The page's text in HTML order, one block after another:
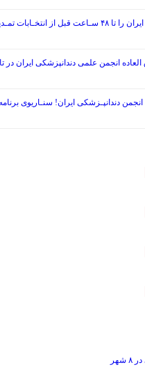
تمـدید کنید!
تاریخ ۱۳۹۷/۰۷/۲۶ ، با موضوع اصلاح برخی از مواد اساسنامه تشکیل
انجمن دندانپـزشکی ایران! سنـاریوی